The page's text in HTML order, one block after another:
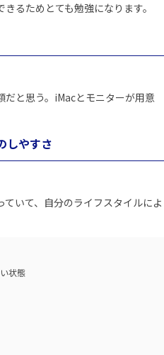
るためとても勉強になります。
と思う。iMacとモニターが用意
しやすさ
いて、自分のライフスタイルによ
状態